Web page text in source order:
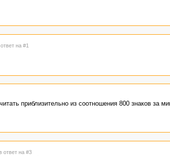
на #1
приблизительно из соотношения 800 знаков за
ответ на #3